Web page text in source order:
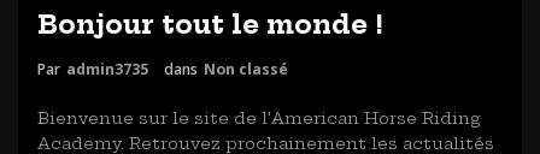
Bonjour tout le monde !
Par admin3735 dans Non classé
Bienvenue sur le site de l'American Horse Riding
Academy. Retrouvez prochainement les actualités